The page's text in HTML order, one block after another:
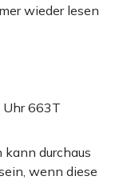
wieder lesen
Uhr663T
kann durchaus
wenn diese